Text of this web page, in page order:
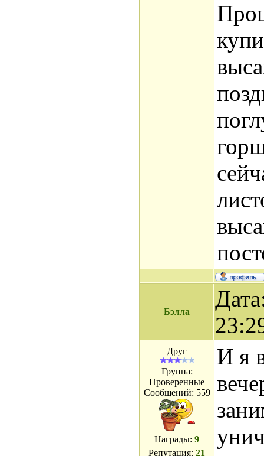
Бэлла
Друг
Группа:
Проверенные
Сообщений: 559
Награды: 9
Репутация: 21
И я